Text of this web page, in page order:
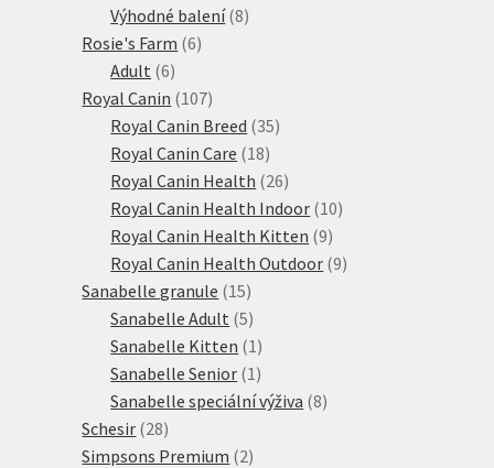
produktů
Výhodné balení 88
Rosie's Farm 66
Adult 66
produktů
Royal Canin 107107
produktů
Royal Canin Breed 3535
Royal Canin Care 1818
produktů
Royal Canin Health 2626
produktů
Royal Canin Health Indoor 1010
Royal Canin Health Kitten 99
produktů
Royal Canin Health Outdoor 99
Sanabelle granule 1515
produktů
Sanabelle Adult 55
produktů
Sanabelle Kitten 1 1
produkt
Sanabelle Senior 1 1
produkt
Sanabelle speciální výživa 88
Schesir 2828
produktů
Simpsons Premium 22